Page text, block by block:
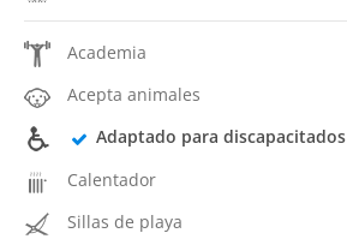
Academia
Acepta animales
Adaptado para discapacitados
Calentador
Sillas de playa